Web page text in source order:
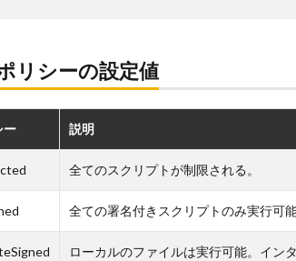
リシーの設定値
ー 説明
全てのスクリプトが制限される。
全ての署名付きスクリプトのみ実行可
ローカルのファイルは実行可能。イン